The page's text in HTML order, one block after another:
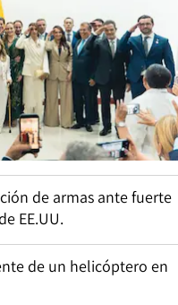
de armas ante fuerte
EE.UU.
de un helicóptero en